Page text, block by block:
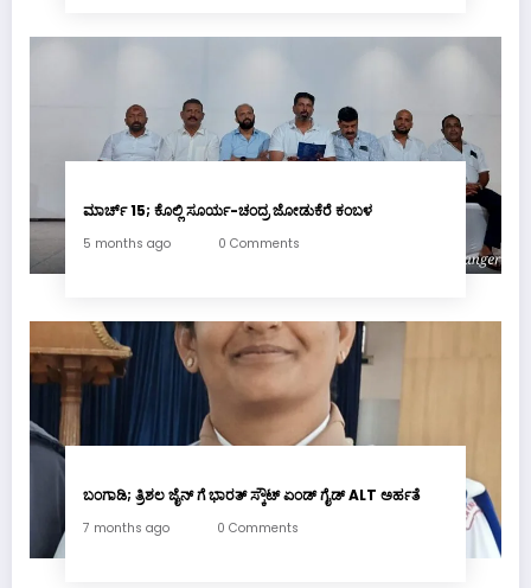
ಮಾರ್ಚ್ 15; ಕೊಲ್ಲಿ ಸೂರ್ಯ-ಚಂದ್ರ ಜೋಡುಕೆರೆ ಕಂಬಳ
5 months ago 0 Comments
ಬಂಗಾಡಿ; ತ್ರಿಶಲ ಜೈನ್ ಗೆ ಭಾರತ್ ಸ್ಕೌಟ್ ಏಂಡ್ ಗೈಡ್ ALT ಅರ್ಹತೆ
7 months ago 0 Comments